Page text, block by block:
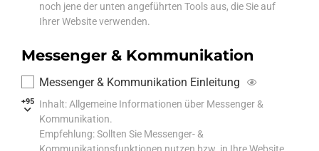
noch jene der unten angeführten Tools aus, die Sie auf
Ihrer Website verwenden.
Messenger & Kommunikation
+95
Messenger & Kommunikation Einleitung
Inhalt: Allgemeine Informationen über Messenger &
Kommunikation.
Empfehlung: Sollten Sie Messenger- &
Kommunikationsfunktionen nutzen bzw. in Ihre Website